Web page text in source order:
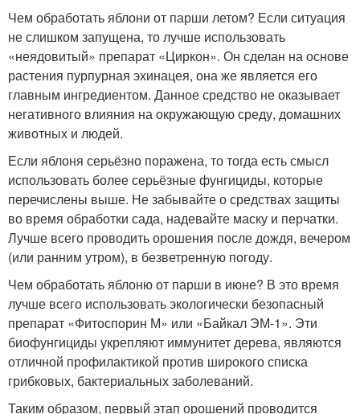
Чем обработать яблони от парши летом? Если ситуация
не слишком запущена, то лучше использовать
«неядовитый» препарат «Циркон». Он сделан на основе
растения пурпурная эхинацея, она же является его
главным ингредиентом. Данное средство не оказывает
негативного влияния на окружающую среду, домашних
животных и людей.
Если яблоня серьёзно поражена, то тогда есть смысл
использовать более серьёзные фунгициды, которые
перечислены выше. Не забывайте о средствах защиты
во время обработки сада, надевайте маску и перчатки.
Лучше всего проводить орошения после дождя, вечером
(или ранним утром), в безветренную погоду.
Чем обработать яблоню от парши в июне? В это время
лучше всего использовать экологически безопасный
препарат «Фитоспорин М» или «Байкал ЭМ-1». Эти
биофунгициды укрепляют иммунитет дерева, являются
отличной профилактикой против широкого списка
грибковых, бактериальных заболеваний.
Таким образом, первый этап орошений проводится